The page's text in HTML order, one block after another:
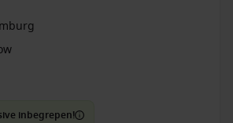
inbegrepen!